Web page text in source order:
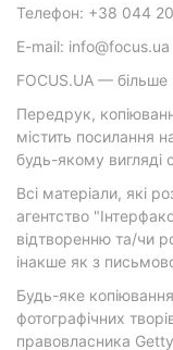
Телефон: +38 044
E-mail: info@focus.ua
FOCUS.UA — більше
Передрук,
містить посилання
будь-якому вигляді
Всі матеріали, які
агентство
відтворенню та/чи
інакше як з
Будь-яке
фотографічних
правовласника